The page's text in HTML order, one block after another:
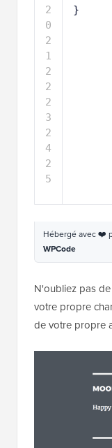
4
2
5
}
Hébergé avec ❤️
WPCode
N'oubliez pas
votre propre
de votre propre
C'est tout pour le
Nous espérons
apprendre
personnalisés
WordPress.
consulter notre